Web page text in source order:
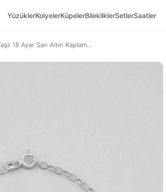
YüzüklerKolyelerKüpelerBilekliklerSetlerSaatler
18 Ayar Sarı Altın Kaplam...